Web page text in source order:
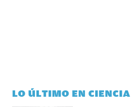
LO ÚLTIMO EN CIENCIA